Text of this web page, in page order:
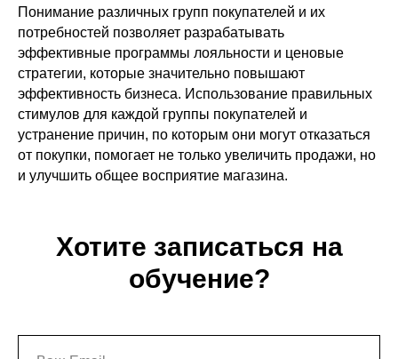
Понимание различных групп покупателей и их
потребностей позволяет разрабатывать
эффективные программы лояльности и ценовые
стратегии, которые значительно повышают
эффективность бизнеса. Использование правильных
стимулов для каждой группы покупателей и
устранение причин, по которым они могут отказаться
от покупки, помогает не только увеличить продажи, но
и улучшить общее восприятие магазина.
Хотите записаться на
обучение?